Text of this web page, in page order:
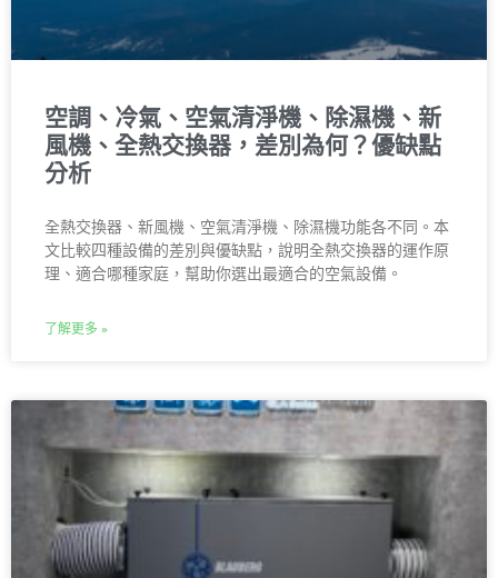
空調、冷氣、空氣清淨機、除濕機、新
風機、全熱交換器，差別為何？優缺點
分析
全熱交換器、新風機、空氣清淨機、除濕機功能各不同。本
文比較四種設備的差別與優缺點，說明全熱交換器的運作原
理、適合哪種家庭，幫助你選出最適合的空氣設備。
了解更多 »